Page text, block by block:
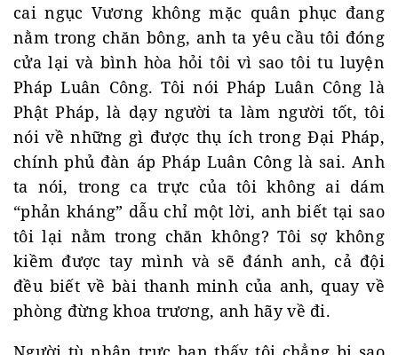
cai ngục Vương không mặc quân phục đang
nằm trong chăn bông, anh ta yêu cầu tôi đóng
cửa lại và bình hòa hỏi tôi vì sao tôi tu luyện
Pháp Luân Công. Tôi nói Pháp Luân Công là
Phật Pháp, là dạy người ta làm người tốt, tôi
nói về những gì được thụ ích trong Đại Pháp,
chính phủ đàn áp Pháp Luân Công là sai. Anh
ta nói, trong ca trực của tôi không ai dám
“phản kháng” dẫu chỉ một lời, anh biết tại sao
tôi lại nằm trong chăn không? Tôi sợ không
kiềm được tay mình và sẽ đánh anh, cả đội
đều biết về bài thanh minh của anh, quay về
phòng đừng khoa trương, anh hãy về đi.